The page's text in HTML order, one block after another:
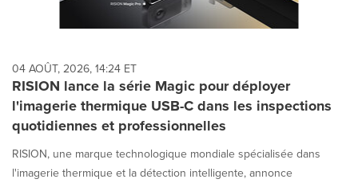
04 AOÛT, 2026, 14:24 ET
RISION lance la série Magic pour déployer
l'imagerie thermique USB-C dans les inspections
quotidiennes et professionnelles
RISION, une marque technologique mondiale spécialisée dans
l'imagerie thermique et la détection intelligente, annonce